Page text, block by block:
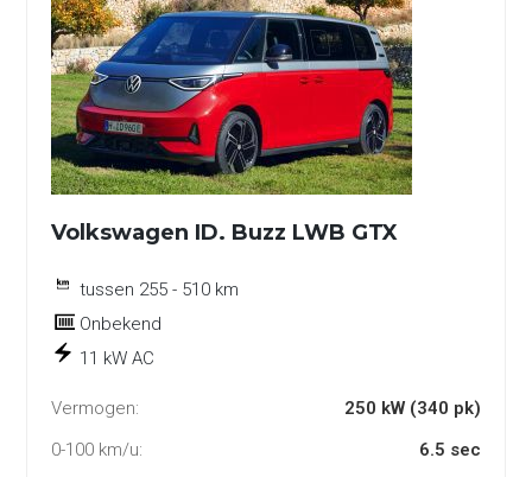
Volkswagen ID. Buzz LWB GTX
tussen 255 - 510 km
Onbekend
11 kW AC
Vermogen:
250 kW (340 pk)
0-100 km/u:
6.5 sec